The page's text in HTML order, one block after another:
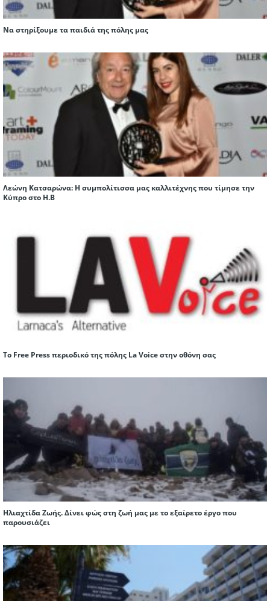
Να στηρίξουμε τα παιδιά της πόλης μας
Λεώνη Κατσαρώνα: H συμπολίτισσα μας καλλιτέχνης που τίμησε την
Κύπρο στο Η.Β
Το Free Press περιοδικό της πόλης La Voice στην οθόνη σας
Ηλιαχτίδα Ζωής. ∆ίνει φώς στη ζωή µας µε το εξαίρετο έργο που
παρουσιάζει